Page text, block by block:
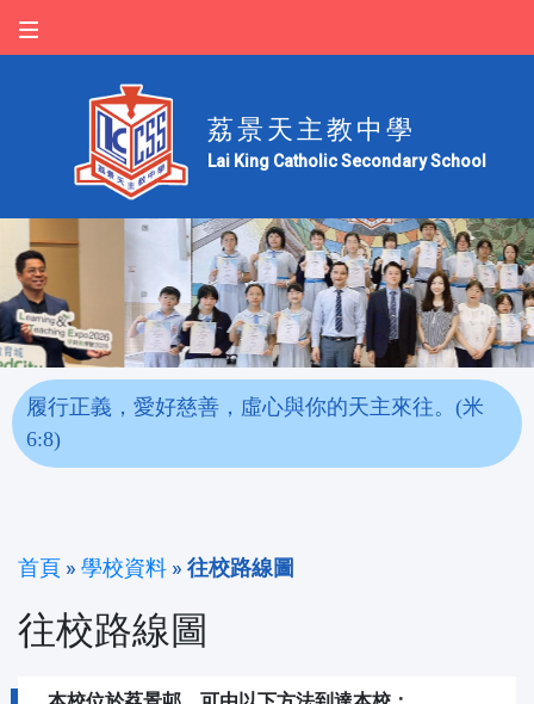
荔景天主教中學
Lai King Catholic Secondary School
履行正義，愛好慈善，虛心與你的天主來往。(米
6:8)
首頁 » 學校資料 » 往校路線圖
往校路線圖